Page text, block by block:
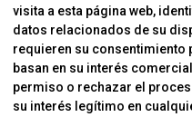
Contacto
Cambios Y Devoluciones
CORVER
visita a esta página web,
datos relacionados de su
requieren su consentimiento
basan en su interés
permiso o rechazar el
su interés legítimo en